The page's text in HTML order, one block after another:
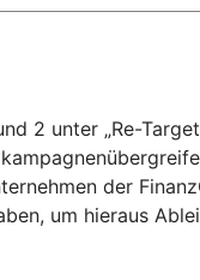
2 unter „Re-
der
um hieraus